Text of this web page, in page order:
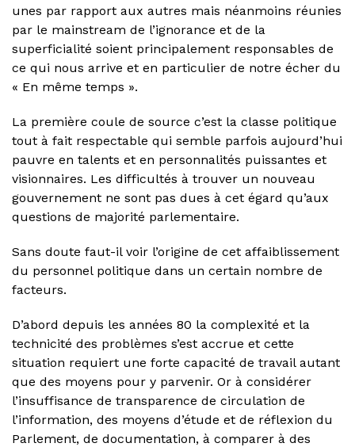
unes par rapport aux autres mais néanmoins réunies
par le mainstream de l’ignorance et de la
superficialité soient principalement responsables de
ce qui nous arrive et en particulier de notre écher du
« En même temps ».
La première coule de source c’est la classe politique
tout à fait respectable qui semble parfois aujourd’hui
pauvre en talents et en personnalités puissantes et
visionnaires. Les difficultés à trouver un nouveau
gouvernement ne sont pas dues à cet égard qu’aux
questions de majorité parlementaire.
Sans doute faut-il voir l’origine de cet affaiblissement
du personnel politique dans un certain nombre de
facteurs.
D’abord depuis les années 80 la complexité et la
technicité des problèmes s’est accrue et cette
situation requiert une forte capacité de travail autant
que des moyens pour y parvenir. Or à considérer
l’insuffisance de transparence de circulation de
l’information, des moyens d’étude et de réflexion du
Parlement, de documentation, à comparer à des